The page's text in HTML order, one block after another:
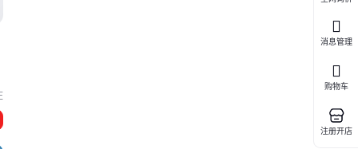
消息管理
购物车
注册开店